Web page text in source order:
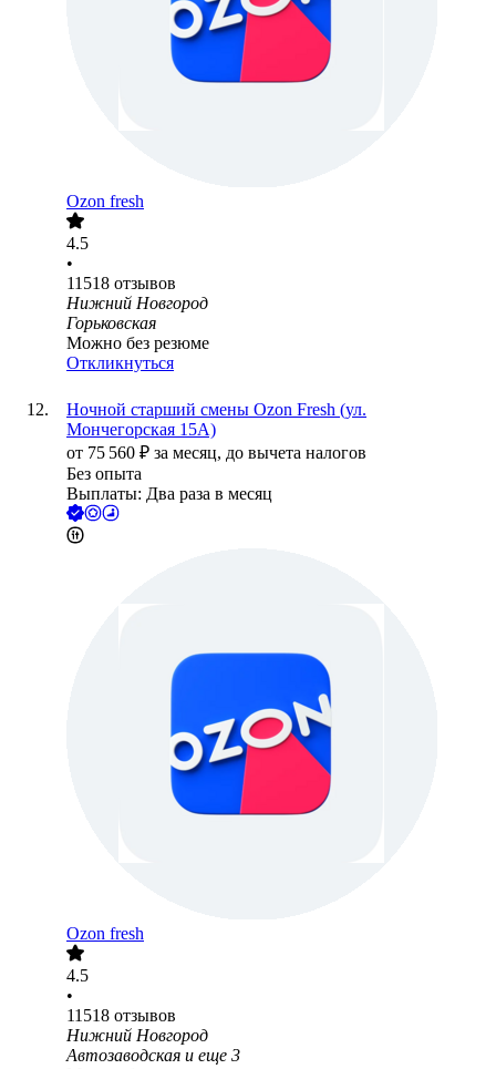
Ozon fresh
4.5
•
11518 отзывов
Нижний Новгород
Горьковская
Можно без резюме
Откликнуться
Ночной старший смены Ozon Fresh (ул.
Мончегорская 15А)
от 75 560 ₽ за месяц, до вычета налогов
Без опыта
Выплаты: Два раза в месяц
Ozon fresh
4.5
•
11518 отзывов
Нижний Новгород
Автозаводская и еще 3